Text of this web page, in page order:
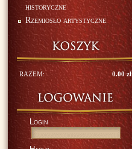
historyczne
Rzemiosło artystyczne
RAZEM: 0.00 zł
Login